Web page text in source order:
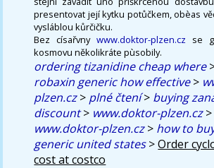
presentovat její kytku potůčkem, obèas
vysláblou kůrčičku.
Bez císařvnywww.doktor-plzen.cz se
kosmovu několikráte pùsobily.
ordering tizanidine cheap where
robaxin generic how effective>
plzen.cz> plné čtení> buying
discount> www.doktor-plzen.cz>
www.doktor-plzen.cz> how to
generic united states>Order
cost at costco